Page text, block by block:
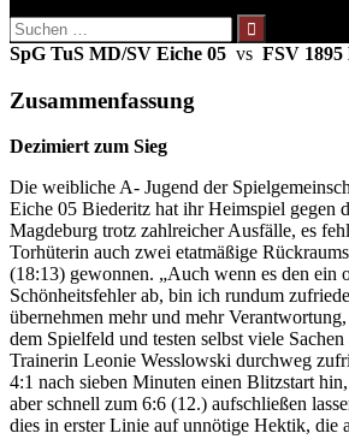
Suchen
nach:
SpG TuS MD/SV Eiche 05 vs FSV
Zusammenfassung
Dezimiert zum Sieg
Die weibliche A- Jugend der
Eiche 05 Biederitz hat ihr Heimspiel gegen
Magdeburg trotz zahlreicher Ausfälle, es
Torhüterin auch zwei etatmäßige
(18:13) gewonnen. „Auch wenn es den ein
Schönheitsfehler ab, bin ich rundum
übernehmen mehr und mehr
dem Spielfeld und testen selbst viele
Trainerin Leonie Wesslowski durchweg
4:1 nach sieben Minuten einen Blitzstart
aber schnell zum 6:6 (12.) aufschließen
dies in erster Linie auf unnötige Hektik, die